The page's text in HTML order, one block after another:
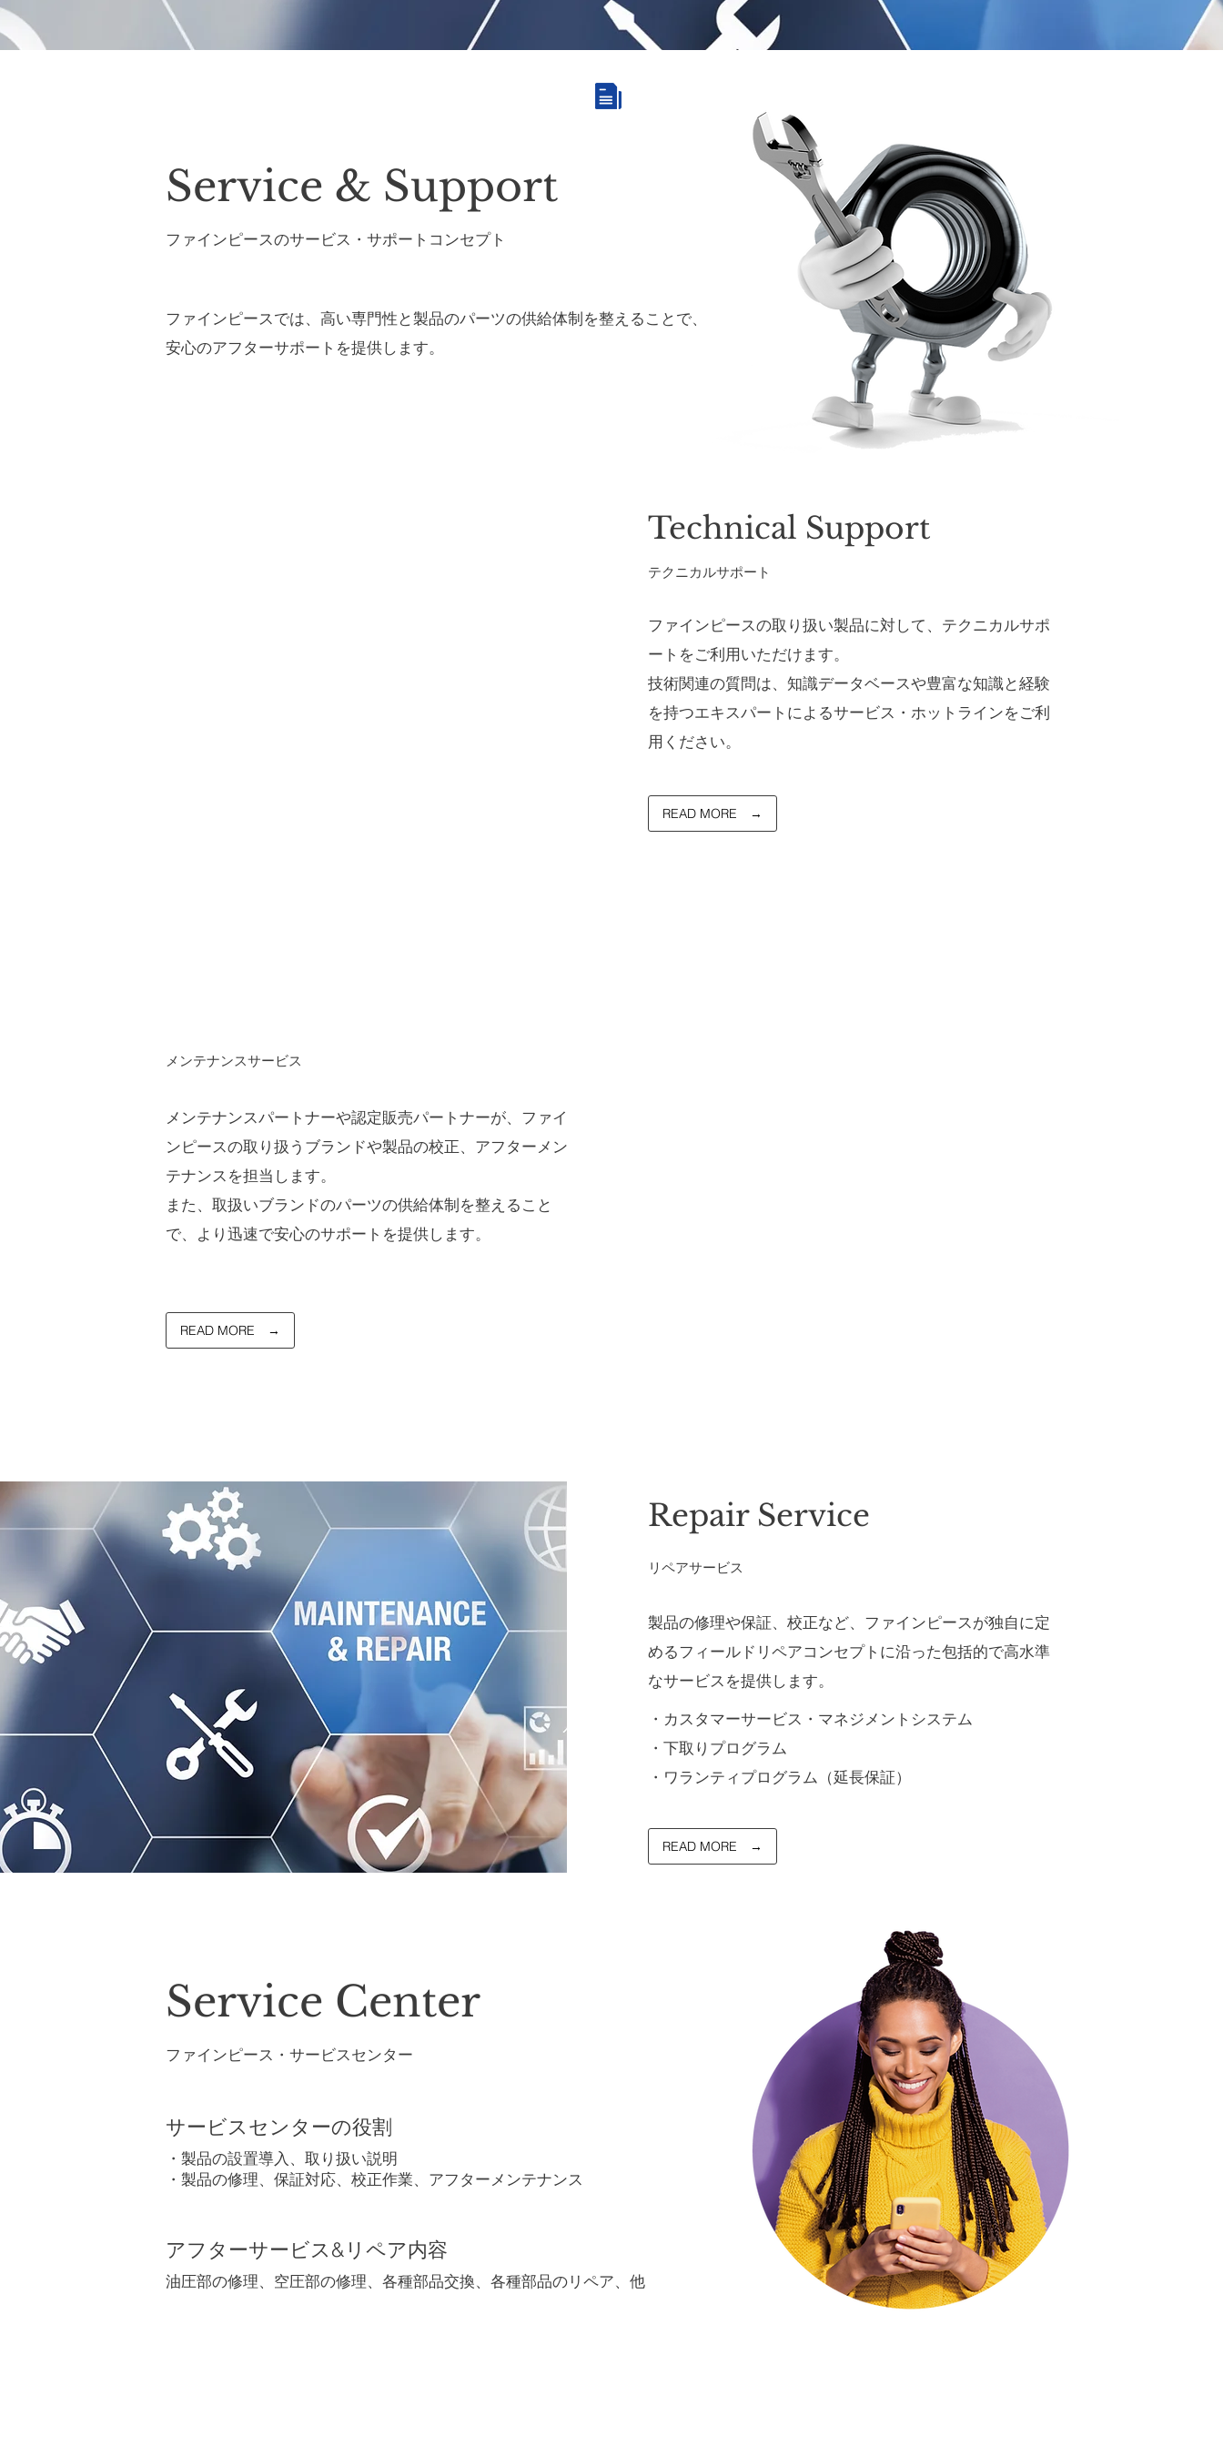
Service & Support
​ファインピースのサービス・サポートコンセプト
​ファインピースでは、高い専門性と製品のパーツの供給体制を整えることで、
安心のアフターサポートを提供します。
Technical Support
​テクニカルサポート
ファインピースの取り扱い製品に対して、テクニカルサポ
ートをご利用いただけます。
技術関連の質問は、知識データベースや豊富な知識と経験
を持つエキスパートによるサービス・ホットラインをご利
用ください。
READ MORE →
​メンテナンスサービス
メンテナンスパートナーや認定販売パートナーが、ファイ
ンピースの取り扱うブランドや製品の校正、アフターメン
テナンスを担当します。
また、取扱いブランドのパーツの供給体制を整えること
で、より迅速で安心のサポートを提供します。
READ MORE →
Repair Service
リペアサービス
製品の修理や保証、校正など、ファインピースが独自に定
めるフィールドリペアコンセプトに沿った包括的で高水準
なサービスを提供します。
・カスタマーサービス・マネジメントシステム
・下取りプログラム
・ワランティプログラム（延長保証）
READ MORE →
Service Center
​ファインピース・サービスセンター
サービスセンターの役割
・製品の設置導入、取り扱い説明
​・製品の修理、保証対応、校正作業、アフターメンテナンス
アフターサービス&リペア内容
油圧部の修理、空圧部の修理、各種部品交換、各種部品のリペア、他